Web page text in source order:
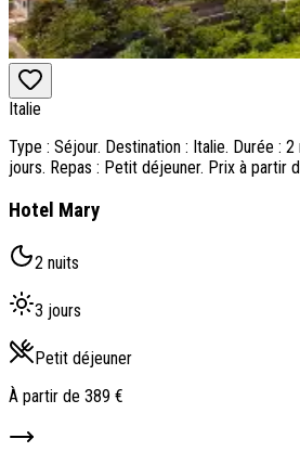
Italie
Type : Séjour. Destination : Italie. Durée :
jours. Repas : Petit déjeuner. Prix à partir
Hotel Mary
2 nuits
3 jours
Petit déjeuner
À partir de 389 €